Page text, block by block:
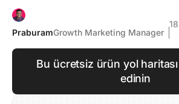
PraburamGrowth Marketing Manager
Bu ücretsiz ürün yol
edinin